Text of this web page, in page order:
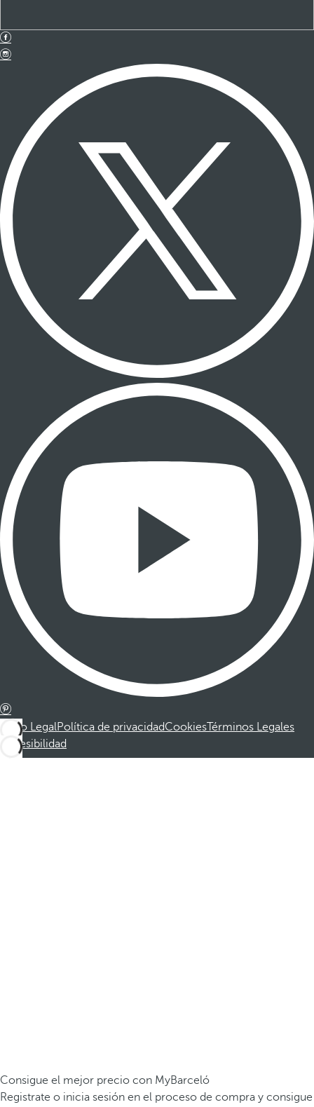
Aviso LegalPolítica de privacidadCookiesTérminos Legales
Accesibilidad
Consigue el mejor precio con MyBarceló
Registrate o inicia sesión en el proceso de compra y consigue